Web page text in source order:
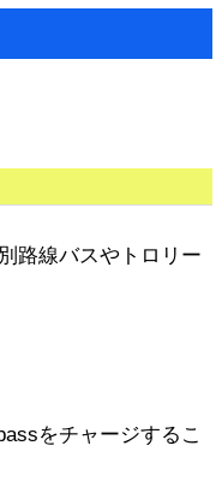
路線バスやトロリー
をチャージするこ